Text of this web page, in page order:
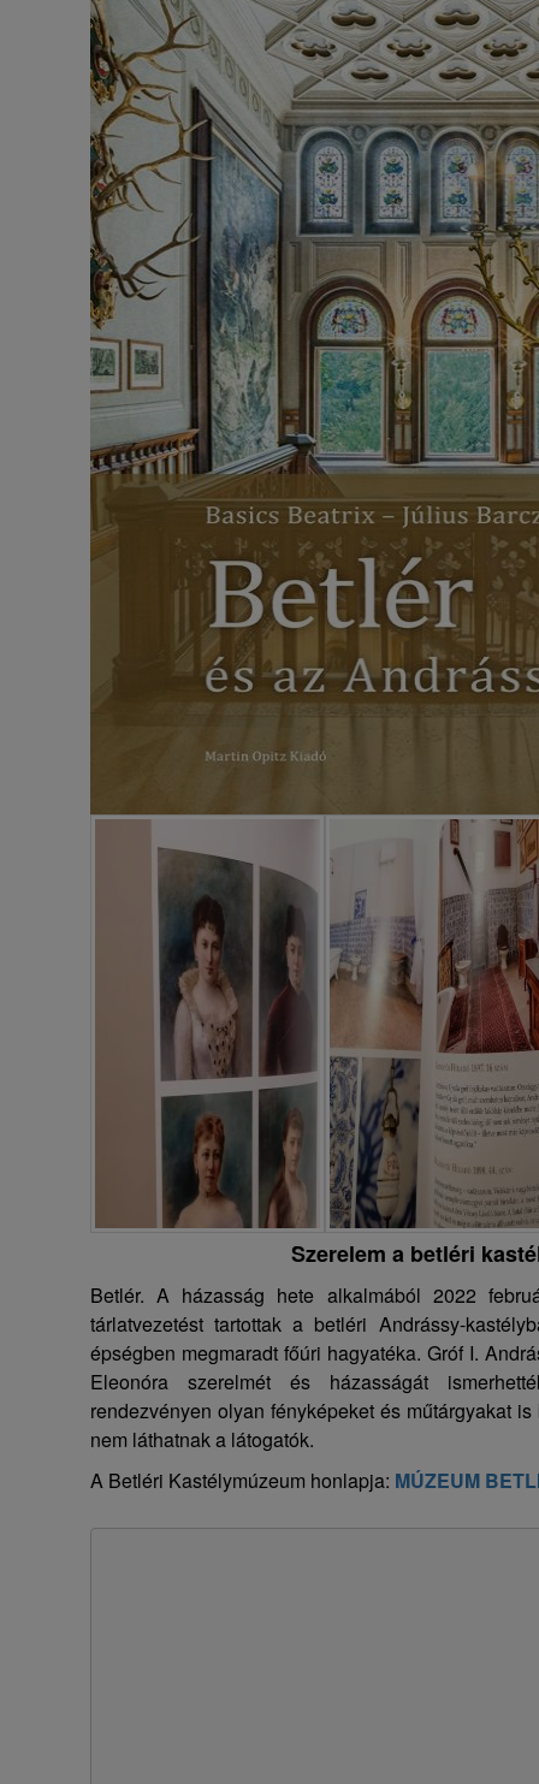
Szerelem a betléri
Betlér. A házasság hete alkalmából 2022
tárlatvezetést tartottak a betléri Andrássy-
épségben megmaradt főúri hagyatéka. Gróf I.
Eleonóra szerelmét és házasságát
rendezvényen olyan fényképeket és műtárgyakat
nem láthatnak a látogatók.
A Betléri Kastélymúzeum honlapja: MÚZEUM